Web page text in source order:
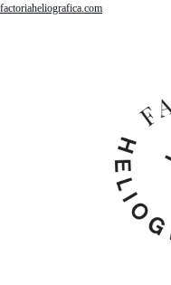
factoriaheliografica.com